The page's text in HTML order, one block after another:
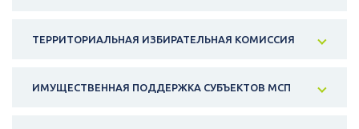
ТЕРРИТОРИАЛЬНАЯ ИЗБИРАТЕЛЬНАЯ КОМИССИЯ
ИМУЩЕСТВЕННАЯ ПОДДЕРЖКА СУБЪЕКТОВ МСП